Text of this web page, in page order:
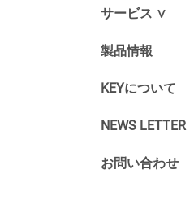
サービス ∨
製品情報
KEYについて
NEWS LETTER
お問い合わせ